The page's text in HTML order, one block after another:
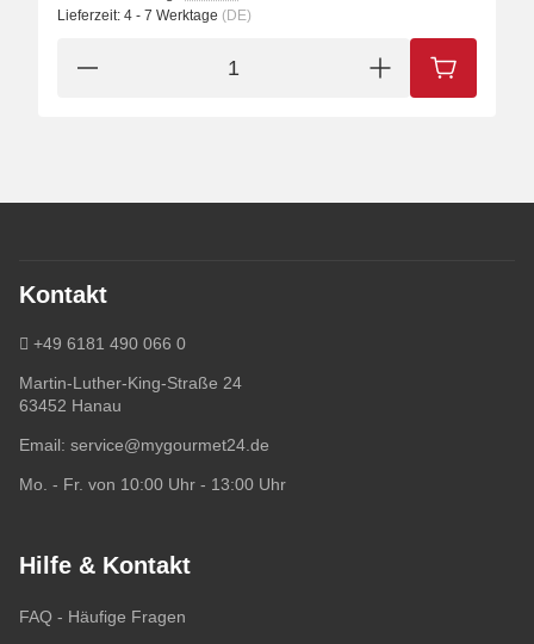
Lieferzeit: 4 - 7 Werktage (DE)
IN DEN
Kontakt
+49 6181 490 066 0
Martin-Luther-King-Straße 24
63452 Hanau
Email: service@mygourmet24.de
Mo. - Fr. von 10:00 Uhr - 13:00 Uhr
Hilfe & Kontakt
FAQ - Häufige Fragen